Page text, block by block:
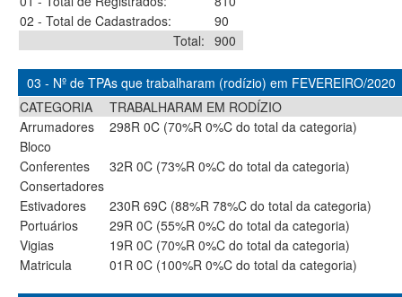
02 - Total de Cadastrados:
90
Total: 900
03 - Nº de TPAs que trabalharam (rodízio) em FEVEREIRO/2020
CATEGORIA
TRABALHARAM EM RODÍZIO
Arrumadores
298R 0C (70%R 0%C do total da categoria)
Bloco
Conferentes
32R 0C (73%R 0%C do total da categoria)
Consertadores
Estivadores
230R 69C (88%R 78%C do total da categoria)
Portuários
29R 0C (55%R 0%C do total da categoria)
Vigias
19R 0C (70%R 0%C do total da categoria)
Matricula
01R 0C (100%R 0%C do total da categoria)